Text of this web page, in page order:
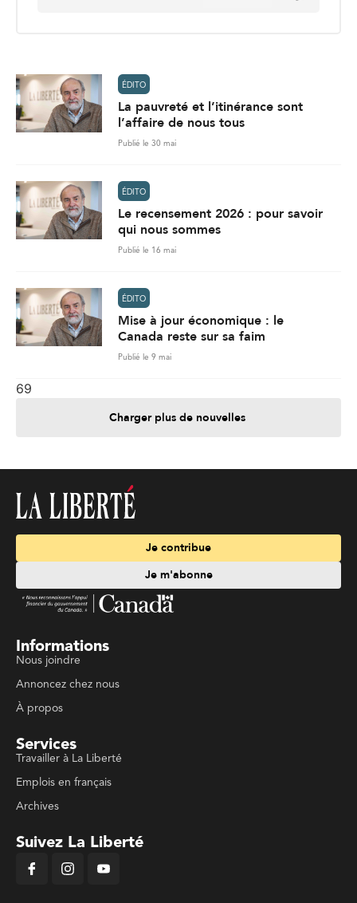
ÉDITO
La pauvreté et l’itinérance sont
l’affaire de nous tous
Publié le 30 mai
ÉDITO
Le recensement 2026 : pour savoir
qui nous sommes
Publié le 16 mai
ÉDITO
Mise à jour économique : le
Canada reste sur sa faim
Publié le 9 mai
69
Charger plus de nouvelles
Je contribue
Je m'abonne
Informations
Nous joindre
Annoncez chez nous
À propos
Services
Travailler à La Liberté
Emplois en français
Archives
Suivez La Liberté